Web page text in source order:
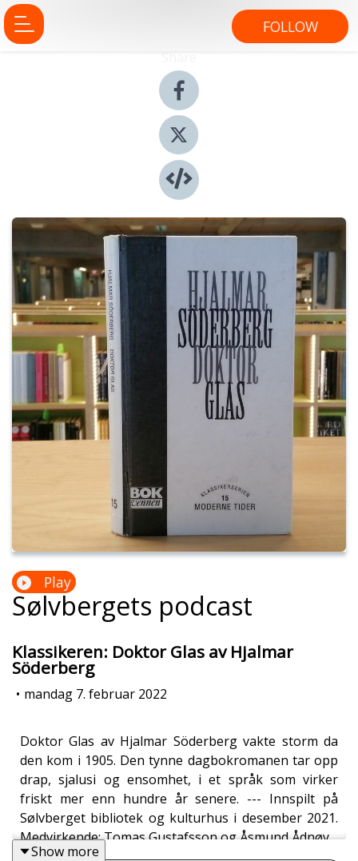
FOLLOW
Play
Sølvbergets podcast
Klassikeren: Doktor Glas av Hjalmar
Söderberg
• mandag 7. februar 2022
Doktor Glas av Hjalmar Söderberg vakte storm da
den kom i 1905. Den tynne dagbokromanen tar opp
drap, sjalusi og ensomhet, i et språk som virker
friskt mer enn hundre år senere. --- Innspilt på
Sølvberget bibliotek og kulturhus i desember 2021.
Medvirkende: Tomas Gustafsson og Åsmund Ådnøy
Show more